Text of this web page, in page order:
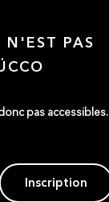
N'EST PAS
pas accessibles.
Inscription